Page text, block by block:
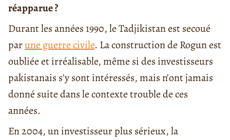
réapparue ?
Durant les années 1990, le Tadjikistan est secoué
parune guerre civile. La construction de Rogun est
oubliée et irréalisable, même si des investisseurs
pakistanais s’y sont intéressés, mais n’ont jamais
donné suite dans le contexte trouble de ces
années.
En 2004, un investisseur plus sérieux, la